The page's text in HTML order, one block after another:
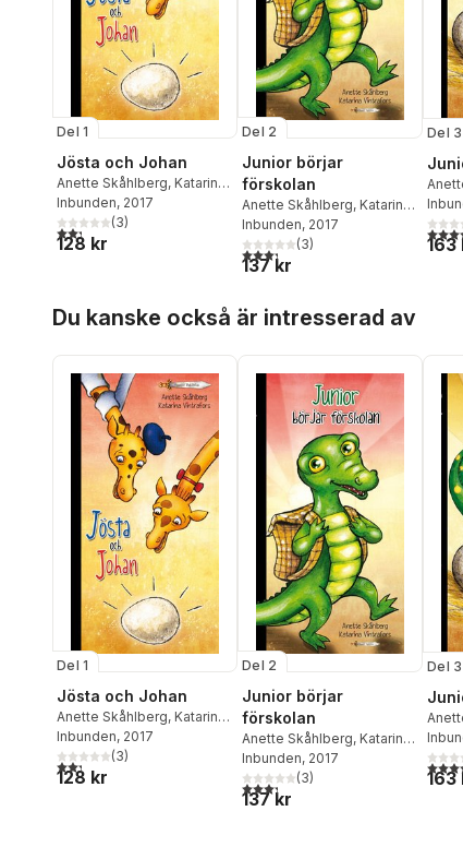
Del 1
Jösta och Johan
Anette Skåhlberg, Katarina
Vintrafors
Inbunden, 2017
2,3utav 5 stjärnor. Totalt antal röster:
(3)
128 kr
Del 2
Junior börjar
förskolan
Anette Skåhlberg, Katarina
Vintrafors
Inbunden, 2017
3,3utav 5 stjärnor. Totalt antal
(3)
137 kr
Del 3
5,0
163
Du kanske också är intresserad av
Del 1
Jösta och Johan
Anette Skåhlberg, Katarina
Vintrafors
Inbunden, 2017
2,3utav 5 stjärnor. Totalt antal röster:
(3)
128 kr
Del 2
Junior börjar
förskolan
Anette Skåhlberg, Katarina
Vintrafors
Inbunden, 2017
3,3utav 5 stjärnor. Totalt antal
(3)
137 kr
Del 3
5,0
163